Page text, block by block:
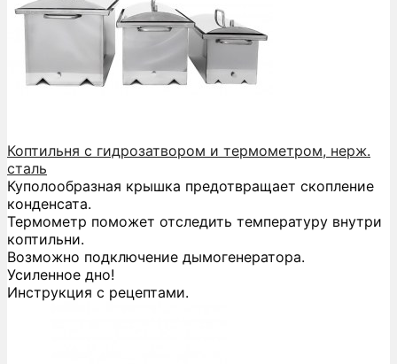
Коптильня с гидрозатвором и термометром, нерж.
сталь
Куполообразная крышка предотвращает скопление
конденсата.
Термометр поможет отследить температуру внутри
коптильни.
Возможно подключение дымогенератора.
Усиленное дно!
Инструкция с рецептами.